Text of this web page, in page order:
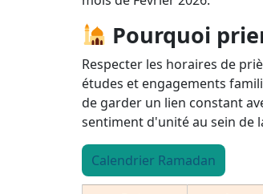
Pourquoi
Respecter les horaires de
études et engagements
de garder un lien constant
sentiment d'unité au sein de
Calendrier Ramadan